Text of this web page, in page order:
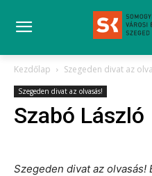
Kezdőlap Szegeden divat az
Szegeden divat az olvasás!
Szabó László
Szegeden divat az olvasás!